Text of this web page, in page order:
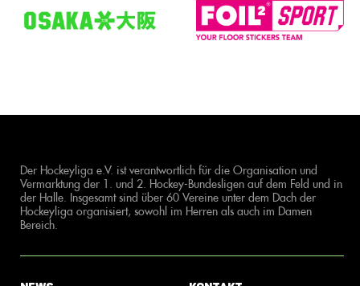
Der Hockeyliga e.V. ist verantwortlich für die Organisation und
Vermarktung der 1. und 2. Hockey-Bundesligen auf dem Feld und in
der Halle. Insgesamt sind über 60 Vereine unter dem Dach der
Hockeyliga organisiert, sowohl im Herren als auch im Damen
Bereich.